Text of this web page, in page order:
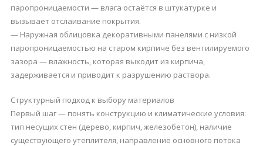
паропроницаемости — влага остаётся в штукатурке и
вызывает отслаивание покрытия.
— Наружная облицовка декоративными панелями с низкой
паропроницаемостью на старом кирпиче без вентилируемого
зазора — влажность, которая выходит из кирпича,
задерживается и приводит к разрушению раствора.
Структурный подход к выбору материалов
Первый шаг — понять конструкцию и климатические условия:
тип несущих стен (дерево, кирпич, железобетон), наличие
существующего утеплителя, направление основного потока